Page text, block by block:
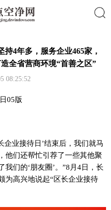
4年多，服务企业465家，
全省营商环境“首善之区”
08:25:52
05版
企业接待日’结束后，我们就马
他们还帮忙引荐了一些其他聚
们的‘朋友圈’。”8月4日，长
为高兴地说起“区长企业接待